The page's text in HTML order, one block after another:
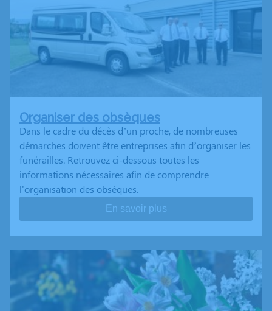
Organiser des obsèques
Dans le cadre du décès d’un proche, de nombreuses
démarches doivent être entreprises afin d’organiser les
funérailles. Retrouvez ci-dessous toutes les
informations nécessaires afin de comprendre
l'organisation des obsèques.
En savoir plus